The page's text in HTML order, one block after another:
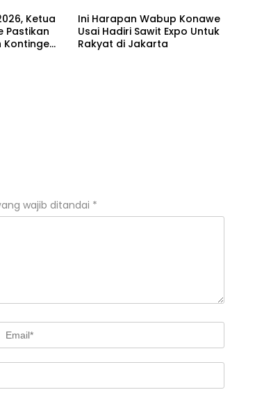
Ketua
Pastikan
Kontingen
Ini Harapan Wabup Konawe
Usai Hadiri Sawit Expo Untuk
Rakyat di Jakarta
wajib ditandai *